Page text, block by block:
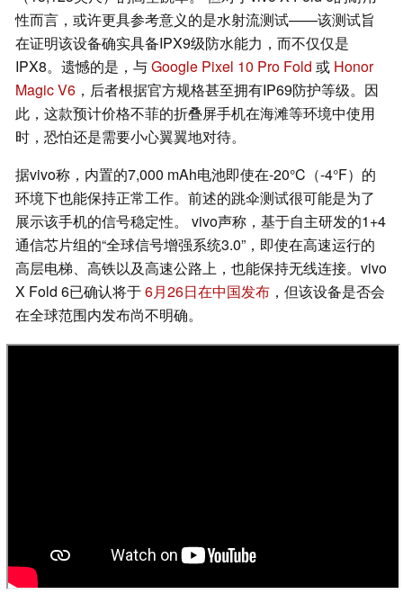
性而言，或许更具参考意义的是水射流测试——该测试旨
在证明该设备确实具备IPX9级防水能力，而不仅仅是
IPX8。遗憾的是，与Google Pixel 10 Pro Fold 或 Honor
Magic V6 ，后者根据官方规格甚至拥有IP69防护等级。因
此，这款预计价格不菲的折叠屏手机在海滩等环境中使用
时，恐怕还是需要小心翼翼地对待。
据vivo称，内置的7,000 mAh电池即使在-20°C（-4°F）的
环境下也能保持正常工作。前述的跳伞测试很可能是为了
展示该手机的信号稳定性。 vivo声称，基于自主研发的1+4
通信芯片组的“全球信号增强系统3.0”，即使在高速运行的
高层电梯、高铁以及高速公路上，也能保持无线连接。vivo
X Fold 6已确认将于6月26日在中国发布 ，但该设备是否会
在全球范围内发布尚不明确。